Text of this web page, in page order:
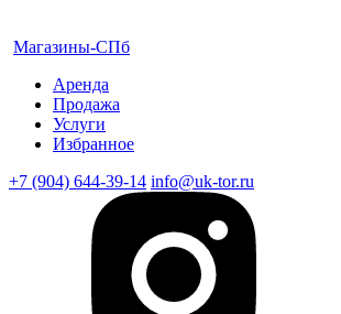
Магазины-СПб
Аренда
Продажа
Услуги
Избранное
+7 (904) 644-39-14 info@uk-tor.ru